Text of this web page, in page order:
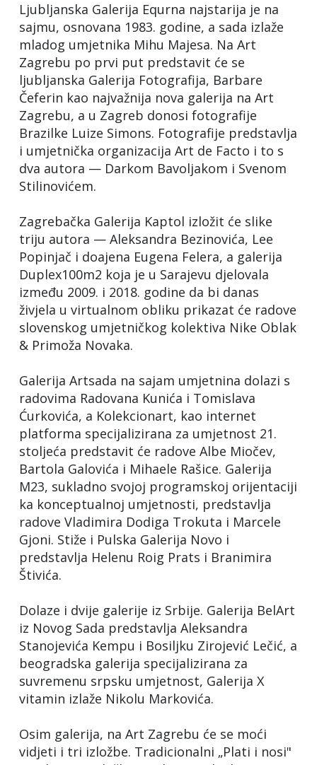
Ljubljanska Galerija Equrna najstarija je na
sajmu, osnovana 1983. godine, a sada izlaže
mladog umjetnika Mihu Majesa. Na Art
Zagrebu po prvi put predstavit će se
ljubljanska Galerija Fotografija, Barbare
Čeferin kao najvažnija nova galerija na Art
Zagrebu, a u Zagreb donosi fotografije
Brazilke Luize Simons. Fotografije predstavlja
i umjetnička organizacija Art de Facto i to s
dva autora — Darkom Bavoljakom i Svenom
Stilinovićem.
Zagrebačka Galerija Kaptol izložit će slike
triju autora — Aleksandra Bezinovića, Lee
Popinjač i doajena Eugena Felera, a galerija
Duplex100m2 koja je u Sarajevu djelovala
između 2009. i 2018. godine da bi danas
živjela u virtualnom obliku prikazat će radove
slovenskog umjetničkog kolektiva Nike Oblak
& Primoža Novaka.
Galerija Artsada na sajam umjetnina dolazi s
radovima Radovana Kunića i Tomislava
Ćurkovića, a Kolekcionart, kao internet
platforma specijalizirana za umjetnost 21.
stoljeća predstavit će radove Albe Miočev,
Bartola Galovića i Mihaele Rašice. Galerija
M23, sukladno svojoj programskoj orijentaciji
ka konceptualnoj umjetnosti, predstavlja
radove Vladimira Dodiga Trokuta i Marcele
Gjoni. Stiže i Pulska Galerija Novo i
predstavlja Helenu Roig Prats i Branimira
Štivića.
Dolaze i dvije galerije iz Srbije. Galerija BelArt
iz Novog Sada predstavlja Aleksandra
Stanojevića Kempu i Bosiljku Zirojević Lečić, a
beogradska galerija specijalizirana za
suvremenu srpsku umjetnost, Galerija X
vitamin izlaže Nikolu Markovića.
Osim galerija, na Art Zagrebu će se moći
vidjeti i tri izložbe. Tradicionalni „Plati i nosi"